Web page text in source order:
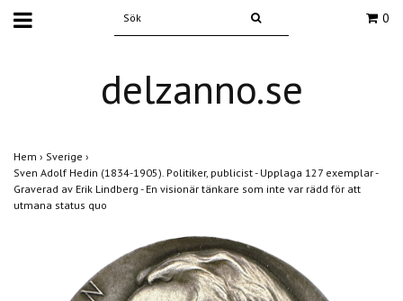
0
delzanno.se
Hem › Sverige ›
Sven Adolf Hedin (1834-1905). Politiker, publicist - Upplaga 127 exemplar -
Graverad av Erik Lindberg - En visionär tänkare som inte var rädd för att
utmana status quo